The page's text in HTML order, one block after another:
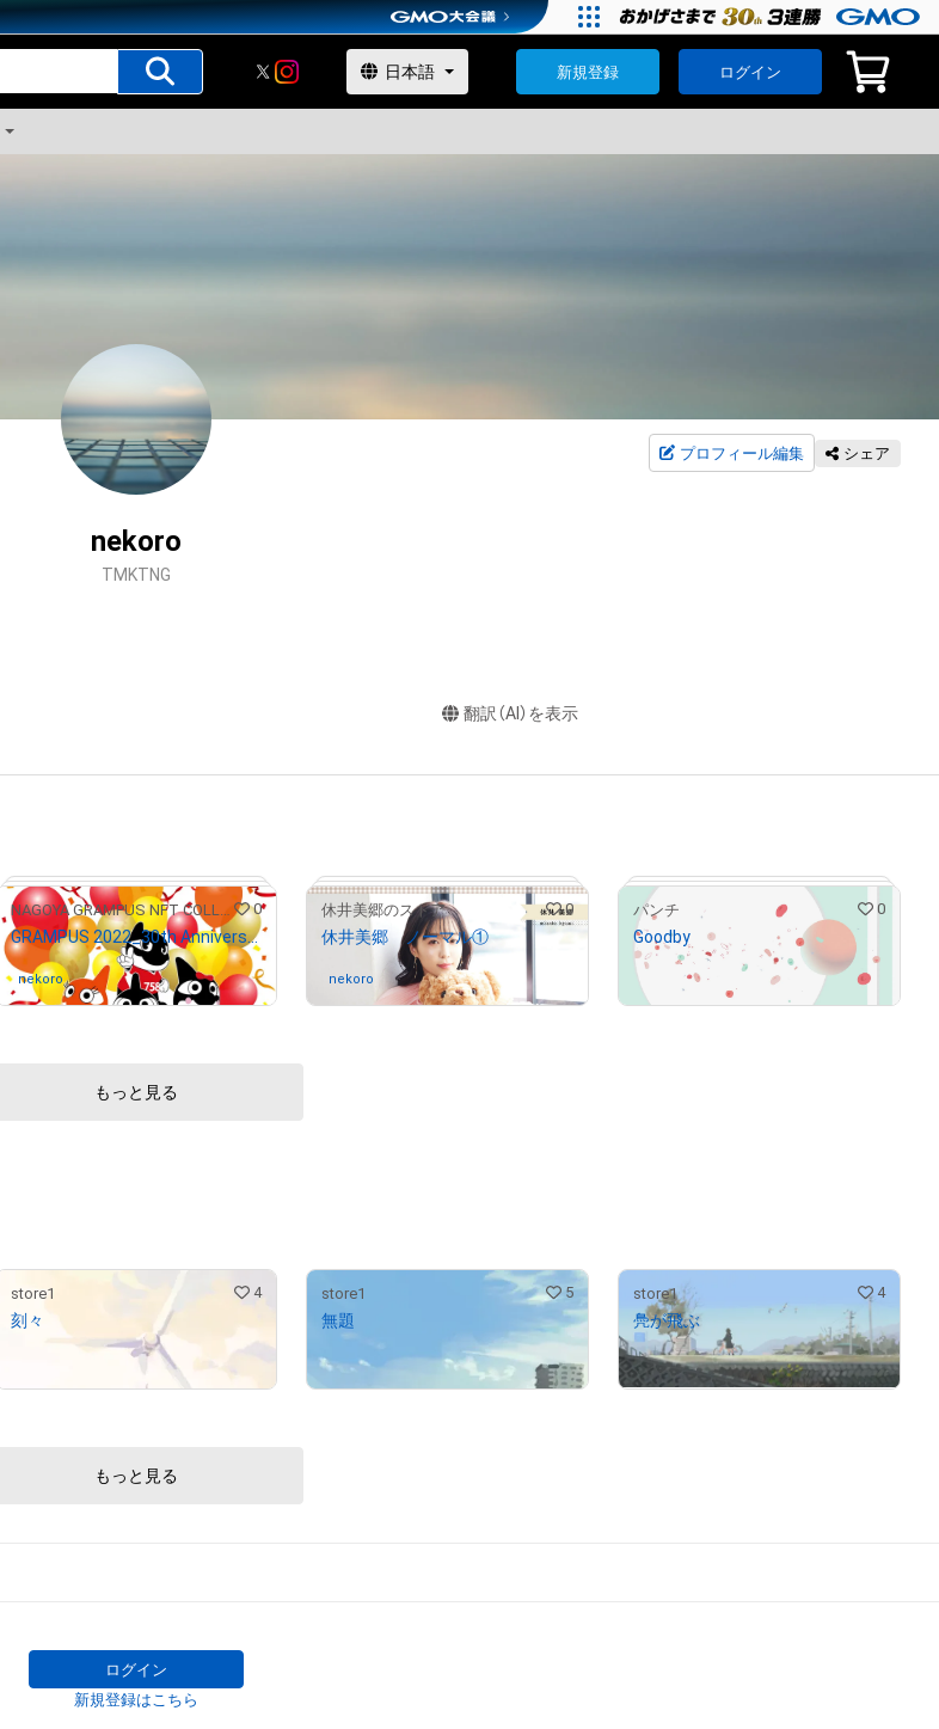
新規登録 ログイン
プロフィール編集 シェア
nekoro
TMKTNG
翻訳（AI）を表示
NAGOYA GRAMPUS NFT COLLECTION 0
GRAMPUS 2022_30th Anniversary
nekoroさんが保有中
休井美郷のストア 0
休井美郷 ノーマル①
nekoro さんが保有中
パンチ 0
Goodby
¥5,000
もっと見る
store1 4
刻々
100,000
store1 5
無題
¥ 180,000
store1 4
鳧が飛ぶ
¥280,000
もっと見る
ログイン
新規登録はこちら